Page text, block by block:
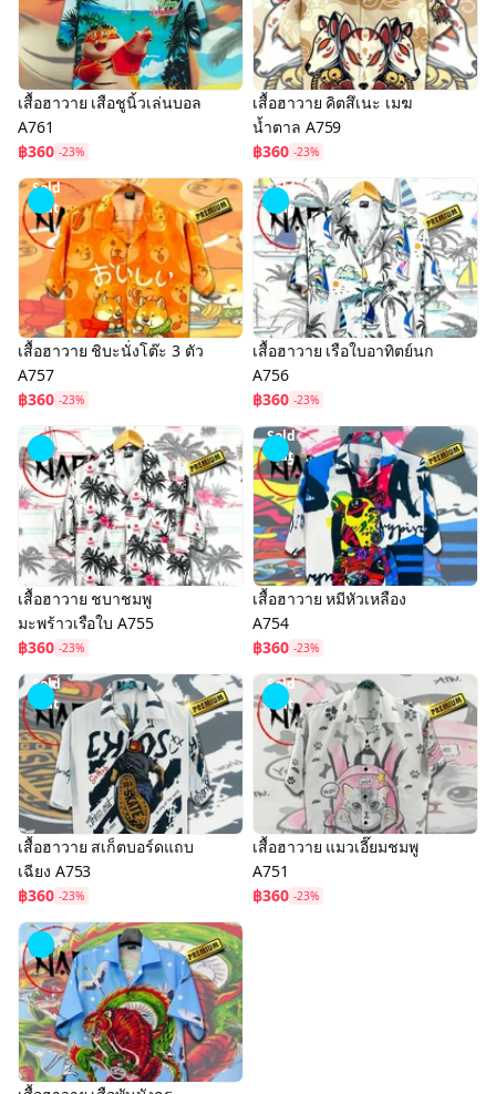
เสื้อฮาวาย เสือชูนิ้วเล่นบอล
A761
฿360 -23%
เสื้อฮาวาย คิตสึเนะ เมฆ
น้ำตาล A759
฿360 -23%
Sold
Out
เสื้อฮาวาย ชิบะนั่งโต๊ะ 3 ตัว
A757
฿360 -23%
Sold
Out
เสื้อฮาวาย เรือใบอาทิตย์นก
A756
฿360 -23%
เสื้อฮาวาย ชบาชมพู
มะพร้าวเรือใบ A755
฿360 -23%
Sold
Out
เสื้อฮาวาย หมีหัวเหลือง
A754
฿360 -23%
Sold
Out
เสื้อฮาวาย สเก็ตบอร์ดแถบ
เฉียง A753
฿360 -23%
Sold
Out
เสื้อฮาวาย แมวเอี๊ยมชมพู
A751
฿360 -23%